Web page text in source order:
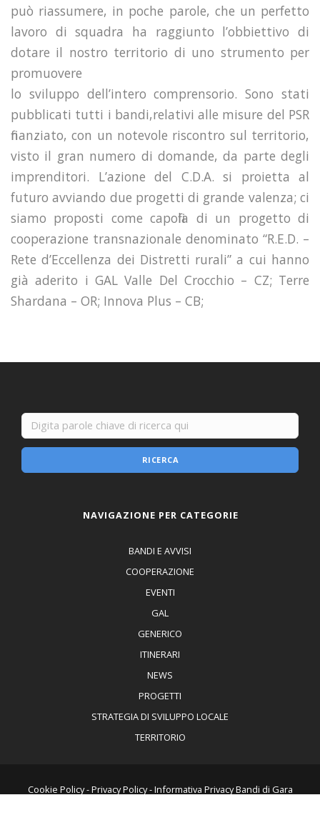
può riassumere, in poche parole, che un perfetto
lavoro di squadra ha raggiunto l’obbiettivo di
dotare il nostro territorio di uno strumento per
promuovere
lo sviluppo dell’intero comprensorio. Sono stati
pubblicati tutti i bandi,relativi alle misure del PSR
finanziato, con un notevole riscontro sul territorio,
visto il gran numero di domande, da parte degli
imprenditori. L’azione del C.D.A. si proietta al
futuro avviando due progetti di grande valenza; ci
siamo proposti come capofila di un progetto di
cooperazione transnazionale denominato “R.E.D. –
Rete d’Eccellenza dei Distretti rurali” a cui hanno
già aderito i GAL Valle Del Crocchio – CZ; Terre
Shardana – OR; Innova Plus – CB;
RICERCA
NAVIGAZIONE PER CATEGORIE
BANDI E AVVISI
COOPERAZIONE
EVENTI
GAL
GENERICO
ITINERARI
NEWS
PROGETTI
STRATEGIA DI SVILUPPO LOCALE
TERRITORIO
Cookie Policy-Privacy Policy-Informativa Privacy Bandi di Gara